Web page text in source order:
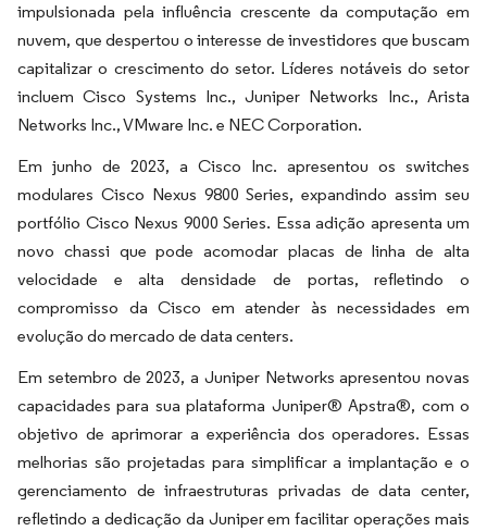
impulsionada pela influência crescente da computação em
nuvem, que despertou o interesse de investidores que buscam
capitalizar o crescimento do setor. Líderes notáveis do setor
incluem Cisco Systems Inc., Juniper Networks Inc., Arista
Networks Inc., VMware Inc. e NEC Corporation.
Em junho de 2023, a Cisco Inc. apresentou os switches
modulares Cisco Nexus 9800 Series, expandindo assim seu
portfólio Cisco Nexus 9000 Series. Essa adição apresenta um
novo chassi que pode acomodar placas de linha de alta
velocidade e alta densidade de portas, refletindo o
compromisso da Cisco em atender às necessidades em
evolução do mercado de data centers.
Em setembro de 2023, a Juniper Networks apresentou novas
capacidades para sua plataforma Juniper® Apstra®, com o
objetivo de aprimorar a experiência dos operadores. Essas
melhorias são projetadas para simplificar a implantação e o
gerenciamento de infraestruturas privadas de data center,
refletindo a dedicação da Juniper em facilitar operações mais